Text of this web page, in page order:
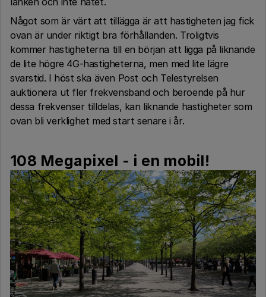
Något som är värt att tillägga är att hastigheten jag fick
ovan är under riktigt bra förhållanden. Troligtvis
kommer hastigheterna till en början att ligga på liknande
de lite högre 4G-hastigheterna, men med lite lägre
svarstid. I höst ska även Post och Telestyrelsen
auktionera ut fler frekvensband och beroende på hur
dessa frekvenser tilldelas, kan liknande hastigheter som
ovan bli verklighet med start senare i år.
108 Megapixel - i en mobil!